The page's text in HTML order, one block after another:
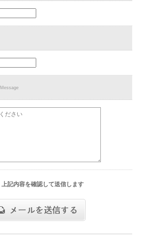
Message
上記内容を確認して送信します